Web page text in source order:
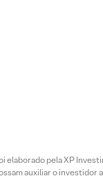
elaborado pela XP
auxiliar o